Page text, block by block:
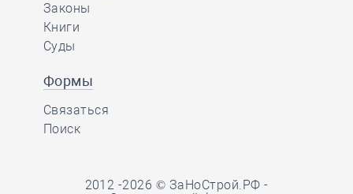
Законы
Книги
Суды
Формы
Связаться
Поиск
2012 -2026 © ЗаНоСтрой.РФ -